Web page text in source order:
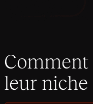
Comment
leur niche